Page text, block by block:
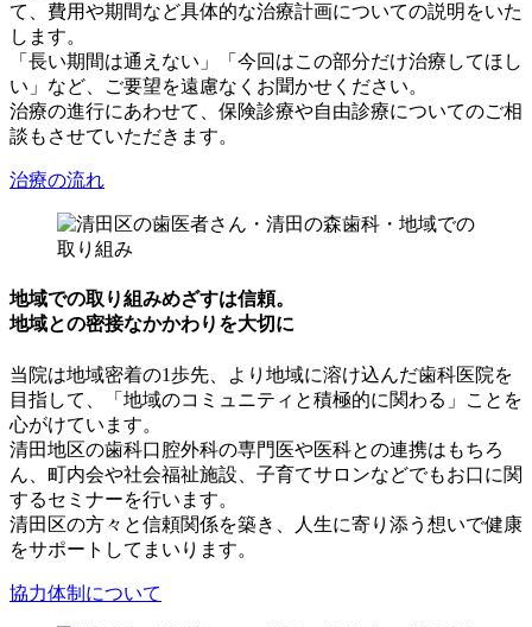
て、費用や期間など具体的な治療計画についての説明をいた
します。
「長い期間は通えない」「今回はこの部分だけ治療してほし
い」など、ご要望を遠慮なくお聞かせください。
治療の進行にあわせて、保険診療や自由診療についてのご相
談もさせていただきます。
治療の流れ
地域での取り組みめざすは信頼。
地域との密接なかかわりを大切に
当院は地域密着の1歩先、より地域に溶け込んだ歯科医院を
目指して、「地域のコミュニティと積極的に関わる」ことを
心がけています。
清田地区の歯科口腔外科の専門医や医科との連携はもちろ
ん、町内会や社会福祉施設、子育てサロンなどでもお口に関
するセミナーを行います。
清田区の方々と信頼関係を築き、人生に寄り添う想いで健康
をサポートしてまいります。
協力体制について